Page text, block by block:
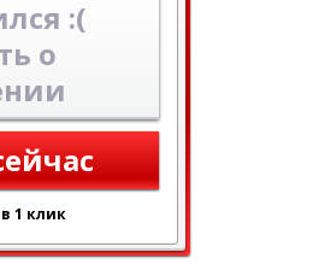
:(
о
1 клик